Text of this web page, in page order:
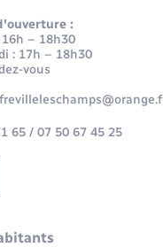
:
– 18h30
: 17h – 18h30
vous
65 / 07 50 67 45 25